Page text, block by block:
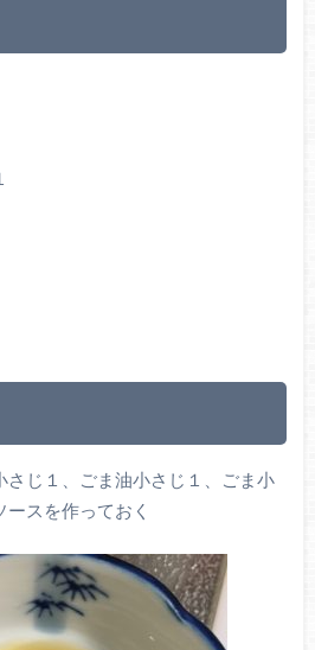
さじ１、ごま油小さじ１、ごま小
スを作っておく